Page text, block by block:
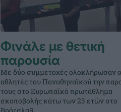
Φινάλε με θετική
παρουσία
Με δύο συμμετοχές ολοκλήρωσαν
αθλητές του Παναθηναϊκού την
τους στο Ευρωπαϊκό πρωτάθλημα
σκοποβολής κάτω των 23 ετών στο